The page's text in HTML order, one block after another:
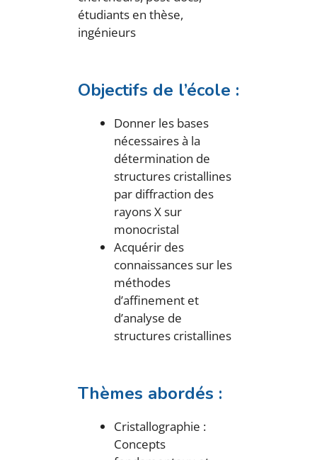
étudiants en thèse,
ingénieurs
Objectifs de l’école :
Donner les bases
nécessaires à la
détermination de
structures cristallines
par diffraction des
rayons X sur
monocristal
Acquérir des
connaissances sur les
méthodes
d’affinement et
d’analyse de
structures cristallines
Thèmes abordés :
Cristallographie :
Concepts